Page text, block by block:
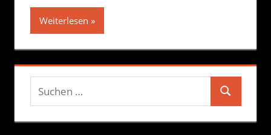
Weiterlesen
Suchen
nach:
Suchen